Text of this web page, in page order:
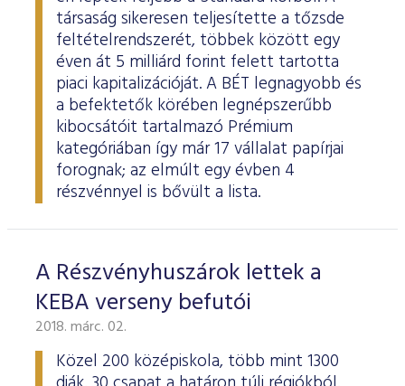
társaság sikeresen teljesítette a tőzsde
feltételrendszerét, többek között egy
éven át 5 milliárd forint felett tartotta
piaci kapitalizációját. A BÉT legnagyobb és
a befektetők körében legnépszerűbb
kibocsátóit tartalmazó Prémium
kategóriában így már 17 vállalat papírjai
forognak; az elmúlt egy évben 4
részvénnyel is bővült a lista.
A Részvényhuszárok lettek a
KEBA verseny befutói
2018. márc. 02.
Közel 200 középiskola, több mint 1300